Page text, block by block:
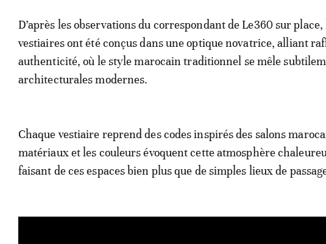
D’après les observations du correspondant de Le360 sur place,
vestiaires ont été conçus dans une optique novatrice, alliant
authenticité, où le style marocain traditionnel se mêle
architecturales modernes.
Chaque vestiaire reprend des codes inspirés des salons
matériaux et les couleurs évoquent cette atmosphère
faisant de ces espaces bien plus que de simples lieux de